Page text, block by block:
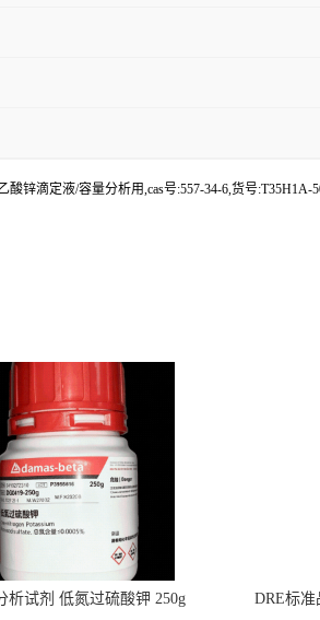
锌滴定液/容量分析用,cas号:557-34-6,货号:T35H1A-
析试剂 低氮过硫酸钾 250g
DRE标准